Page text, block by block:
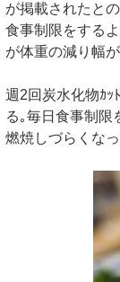
が掲載されたと
食事制限をする
が体重の減り幅
週2回炭水化物ｶｯ
る｡毎日食事制限
燃焼しづらくな